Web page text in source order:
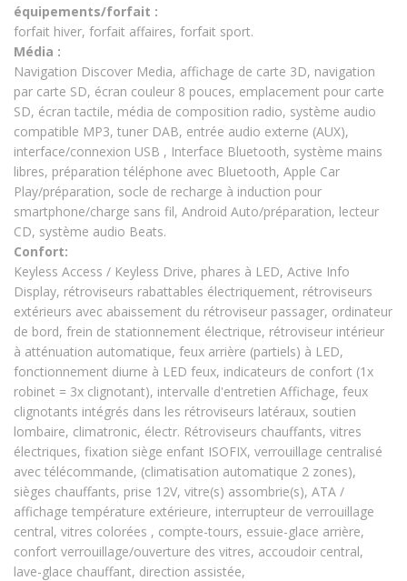
équipements/forfait :
forfait hiver, forfait affaires, forfait sport.
Média :
Navigation Discover Media, affichage de carte 3D, navigation
par carte SD, écran couleur 8 pouces, emplacement pour carte
SD, écran tactile, média de composition radio, système audio
compatible MP3, tuner DAB, entrée audio externe (AUX),
interface/connexion USB , Interface Bluetooth, système mains
libres, préparation téléphone avec Bluetooth, Apple Car
Play/préparation, socle de recharge à induction pour
smartphone/charge sans fil, Android Auto/préparation, lecteur
CD, système audio Beats.
Confort:
Keyless Access / Keyless Drive, phares à LED, Active Info
Display, rétroviseurs rabattables électriquement, rétroviseurs
extérieurs avec abaissement du rétroviseur passager, ordinateur
de bord, frein de stationnement électrique, rétroviseur intérieur
à atténuation automatique, feux arrière (partiels) à LED,
fonctionnement diurne à LED feux, indicateurs de confort (1x
robinet = 3x clignotant), intervalle d'entretien Affichage, feux
clignotants intégrés dans les rétroviseurs latéraux, soutien
lombaire, climatronic, électr. Rétroviseurs chauffants, vitres
électriques, fixation siège enfant ISOFIX, verrouillage centralisé
avec télécommande, (climatisation automatique 2 zones),
sièges chauffants, prise 12V, vitre(s) assombrie(s), ATA /
affichage température extérieure, interrupteur de verrouillage
central, vitres colorées , compte-tours, essuie-glace arrière,
confort verrouillage/ouverture des vitres, accoudoir central,
lave-glace chauffant, direction assistée,